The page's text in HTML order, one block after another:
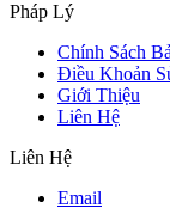
Pháp Lý
Chính Sách
Điều Khoản
Giới Thiệu
Liên Hệ
Liên Hệ
Email